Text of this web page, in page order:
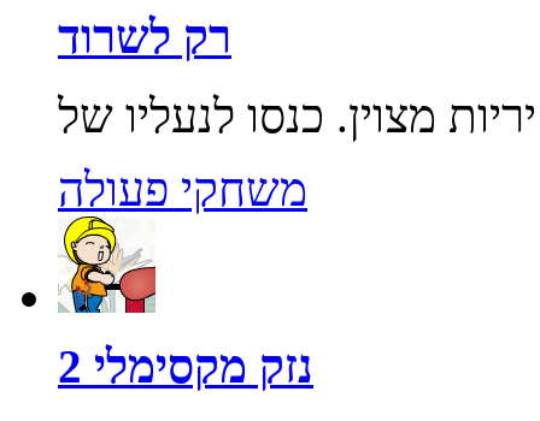
רק לשרוד
משחקי פעולה
נזק מקסימלי 2